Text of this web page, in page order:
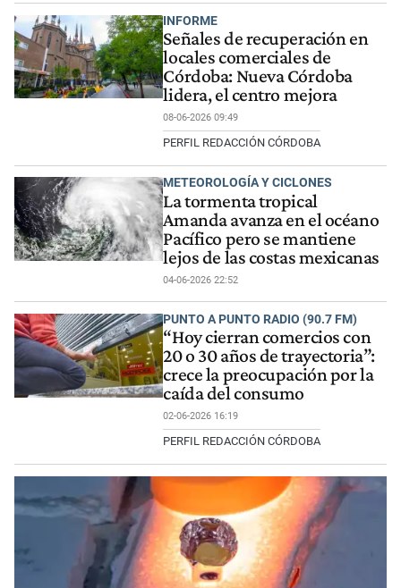
INFORME
Señales de recuperación en
locales comerciales de
Córdoba: Nueva Córdoba
lidera, el centro mejora
08-06-2026 09:49
PERFIL REDACCIÓN CÓRDOBA
METEOROLOGÍA Y CICLONES
La tormenta tropical
Amanda avanza en el océano
Pacífico pero se mantiene
lejos de las costas mexicanas
04-06-2026 22:52
PUNTO A PUNTO RADIO (90.7 FM)
“Hoy cierran comercios con
20 o 30 años de trayectoria”:
crece la preocupación por la
caída del consumo
02-06-2026 16:19
PERFIL REDACCIÓN CÓRDOBA